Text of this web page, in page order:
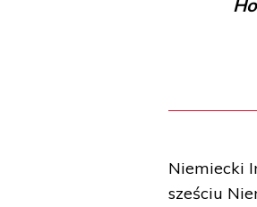
Niemiecki
sześciu